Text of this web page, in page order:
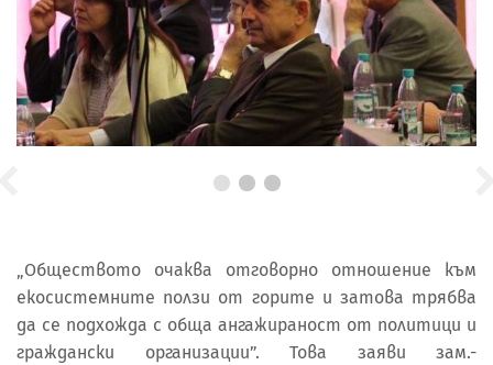
„Обществото очаква отговорно отношение към
екосистемните ползи от горите и затова трябва
да се подхожда с обща ангажираност от политици и
граждански организации”. Това заяви зам.-